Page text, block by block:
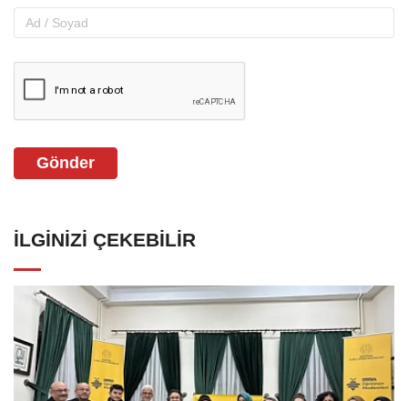
Gönder
İLGINIZI ÇEKEBILIR